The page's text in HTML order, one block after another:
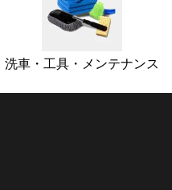
洗車・工具・メンテナンス